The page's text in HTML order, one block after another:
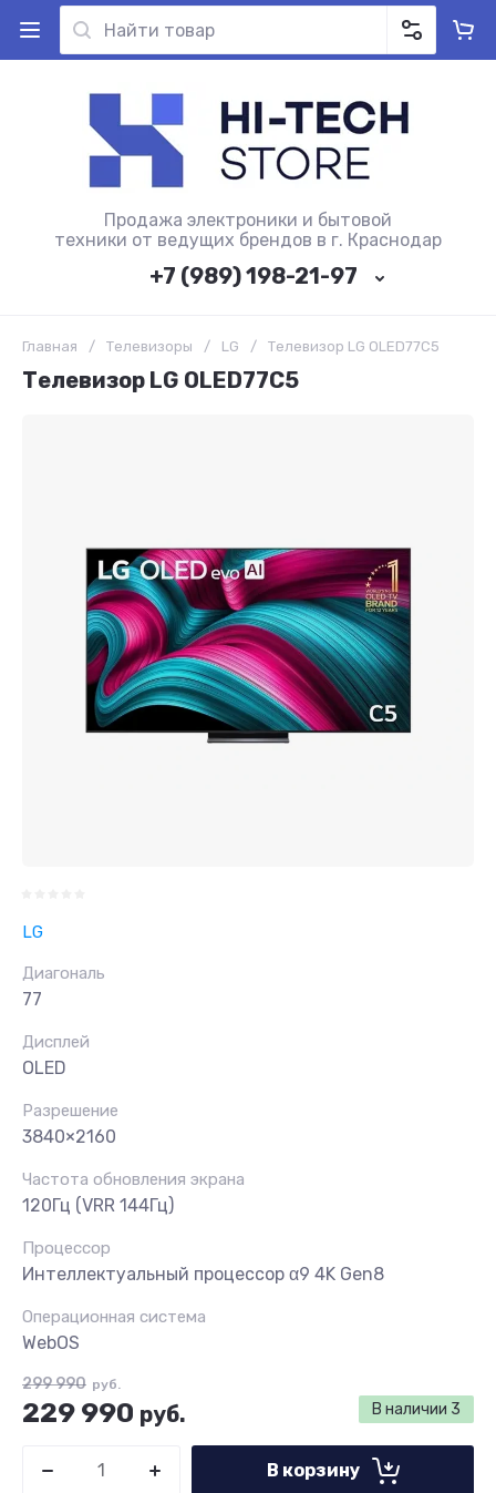
Продажа электроники и бытовой
техники от ведущих брендов в г. Краснодар
+7 (989) 198-21-97
Главная / Телевизоры / LG / Телевизор LG OLED77C5
Телевизор LG OLED77C5
LG
Диагональ
77
Дисплей
OLED
Разрешение
3840×2160
Частота обновления экрана
120Гц (VRR 144Гц)
Процессор
Интеллектуальный процессор α9 4K Gen8
Операционная система
WebOS
В наличии 3
299 990 руб.
229 990 руб.
В корзину